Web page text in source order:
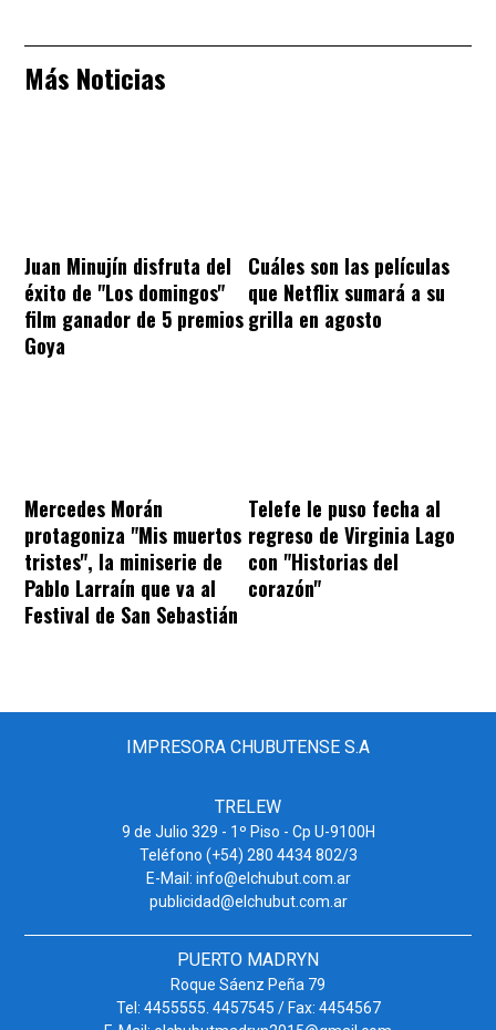
Más Noticias
Juan Minujín disfruta del
éxito de "Los domingos"
film ganador de 5 premios
Goya
Cuáles son las películas
que Netflix sumará a su
grilla en agosto
Mercedes Morán
protagoniza "Mis muertos
tristes", la miniserie de
Pablo Larraín que va al
Festival de San Sebastián
Telefe le puso fecha al
regreso de Virginia Lago
con "Historias del
corazón"
IMPRESORA CHUBUTENSE S.A
TRELEW
9 de Julio 329 - 1º Piso - Cp U-9100H
Teléfono (+54) 280 4434 802/3
E-Mail: info@elchubut.com.ar
publicidad@elchubut.com.ar
PUERTO MADRYN
Roque Sáenz Peña 79
Tel: 4455555. 4457545 / Fax: 4454567